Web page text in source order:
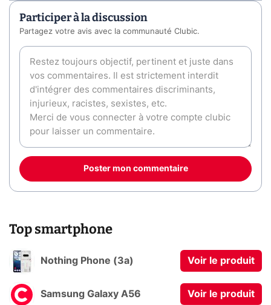
Participer à la discussion
Partagez votre avis avec la communauté Clubic.
Poster mon commentaire
Top smartphone
Nothing Phone (3a) Voir le produit
Samsung Galaxy A56 Voir le produit